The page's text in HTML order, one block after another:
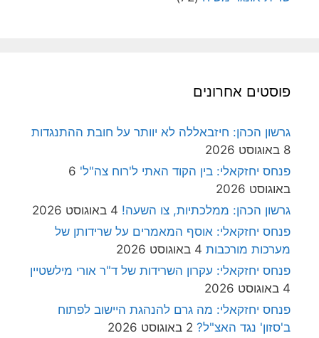
פוסטים אחרונים
גרשון הכהן: חיזבאללה לא יוותר על חובת ההתנגדות
8 באוגוסט 2026
פנחס יחזקאלי: בין הקוד האתי ל'רוח צה"ל' 6
באוגוסט 2026
גרשון הכהן: ממלכתיות, צו השעה! 4 באוגוסט 2026
פנחס יחזקאלי: אוסף המאמרים על שרידותן של
מערכות מורכבות 4 באוגוסט 2026
פנחס יחזקאלי: עקרון השרידות של ד"ר אורי מילשטיין
4 באוגוסט 2026
פנחס יחזקאלי: מה גרם להנהגת היישוב לפתוח
ב'סזון' נגד האצ"ל? 2 באוגוסט 2026